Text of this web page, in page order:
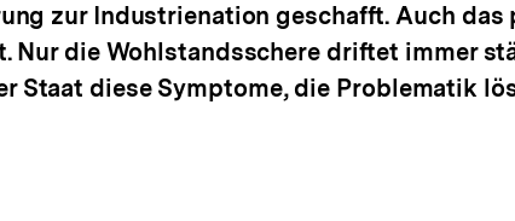
zur Industrienation geschafft. Auch
Nur die Wohlstandsschere driftet immer
Staat diese Symptome, die Problematik